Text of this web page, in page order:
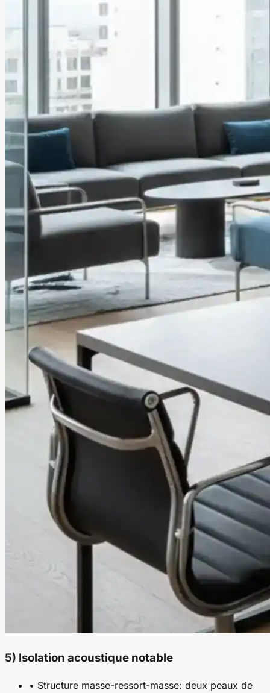
5) Isolation acoustique notable
• Structure masse-ressort-masse: deux peaux de